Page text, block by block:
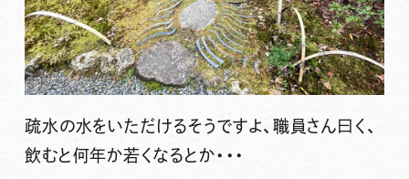
疏水の水をいただけるそうですよ、職員さん曰く、
飲むと何年か若くなるとか・・・